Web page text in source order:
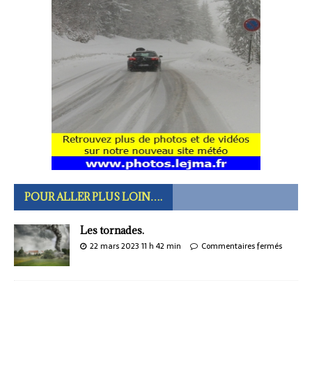
POUR ALLER PLUS LOIN….
Les tornades.
22 mars 2023 11 h 42 min Commentaires fermés